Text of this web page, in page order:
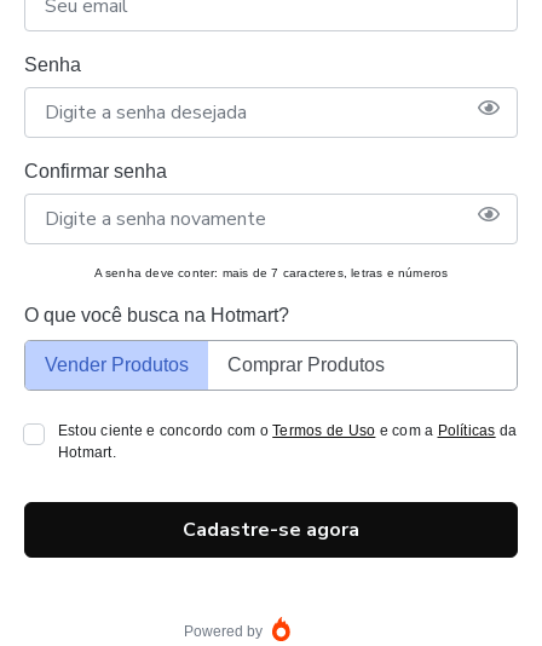
Senha
Confirmar senha
A senha deve conter: mais de 7 caracteres, letras e números
O que você busca na Hotmart?
Vender Produtos Comprar Produtos
Estou ciente e concordo com oTermos de Uso e com a Políticas da
Hotmart.
Cadastre-se agora
Powered by